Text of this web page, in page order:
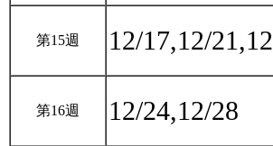
第15週 12/17,12/
第16週 12/24,12/28